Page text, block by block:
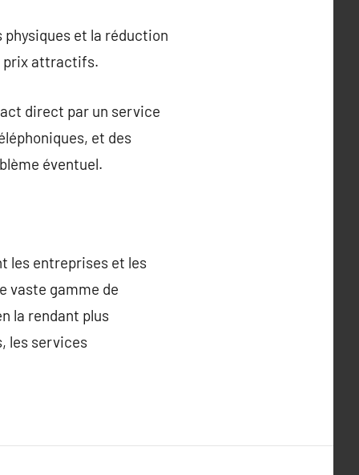
et la réduction
prix attractifs.
direct par un service
et des
éventuel.
les entreprises et les
vaste gamme de
la rendant plus
les services